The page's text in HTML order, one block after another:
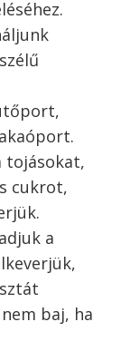
tojásokat,
cukrot,
a
baj, ha